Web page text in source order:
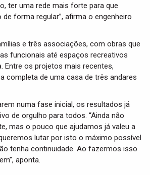
ter uma rede mais forte para que
forma regular”, afirma o engenheiro
e três associações, com obras que
funcionais até espaços recreativos
Entre os projetos mais recentes,
completa de uma casa de três andares
numa fase inicial, os resultados já
de orgulho para todos. “Ainda não
mas o pouco que ajudamos já valeu a
lutar por isto o máximo possível
tenha continuidade. Ao fazermos isso
aponta.